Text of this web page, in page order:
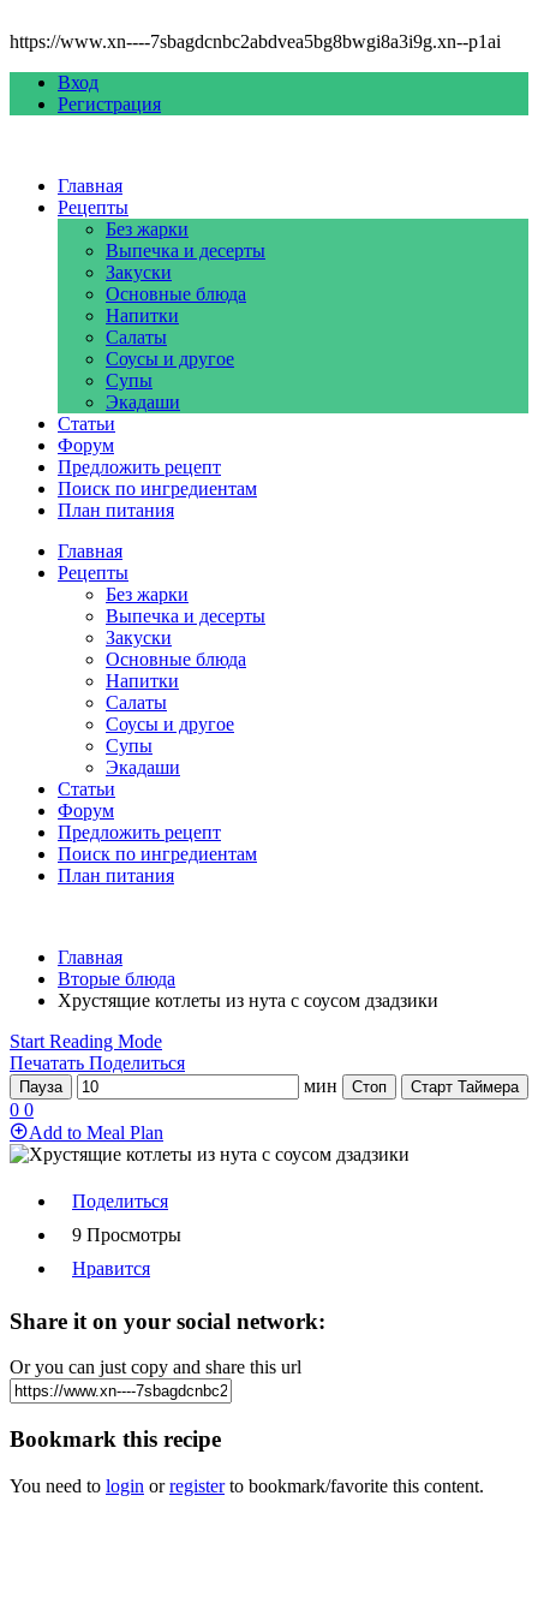
https://www.xn----7sbagdcnbc2abdvea5bg8bwgi8a3i9g.xn--p1ai
Вход
Регистрация
Главная
Рецепты
Без жарки
Выпечка и десерты
Закуски
Основные блюда
Напитки
Салаты
Соусы и другое
Супы
Экадаши
Статьи
Форум
Предложить рецепт
Поиск по ингредиентам
План питания
Главная
Рецепты
Без жарки
Выпечка и десерты
Закуски
Основные блюда
Напитки
Салаты
Соусы и другое
Супы
Экадаши
Статьи
Форум
Предложить рецепт
Поиск по ингредиентам
План питания
Главная
Вторые блюда
Хрустящие котлеты из нута с соусом дзадзики
Start Reading Mode
Печатать Поделиться
Пауза мин Стоп Старт Таймера
0 0
Add to Meal Plan
Поделиться
9 Просмотры
Нравится
Share it on your social network:
Or you can just copy and share this url
Bookmark this recipe
You need to login orregisterto bookmark/favorite this content.